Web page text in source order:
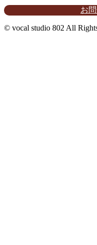
お
© vocal studio 802 All